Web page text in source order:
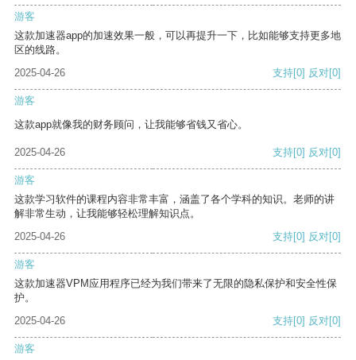
游客
这款加速器app的加速效果一般，可以再提升一下，比如能够支持更多地
区的线路。
2025-04-26
支持[0] 反对[0]
游客
这款app就像我的财务顾问，让我能够省钱又省心。
2025-04-26 支持[0] 反对[0]
游客
这款学习软件的课程内容非常丰富，涵盖了各个学科的知识。老师的讲
解非常生动，让我能够轻松理解知识点。
2025-04-26
支持[0] 反对[0]
游客
这款加速器VPM应用程序已经为我们带来了无限的隐私保护和安全性保
护。
2025-04-26
支持[0] 反对[0]
游客